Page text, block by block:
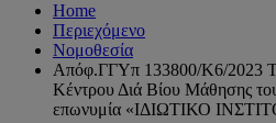
Home
Περιεχόμενο
Νομοθεσία
Απόφ.ΓΓΥπ 133800/Κ6/2023
Κέντρου Διά Βίου Μάθησης
επωνυμία «ΙΔΙΩΤΙΚΟ